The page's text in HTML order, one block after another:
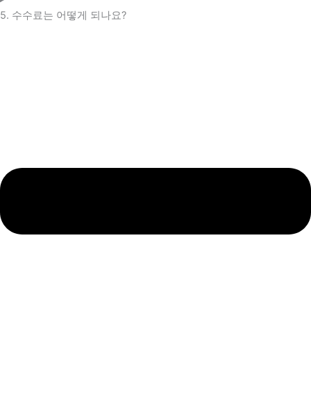
5. 수수료는 어떻게 되나요?